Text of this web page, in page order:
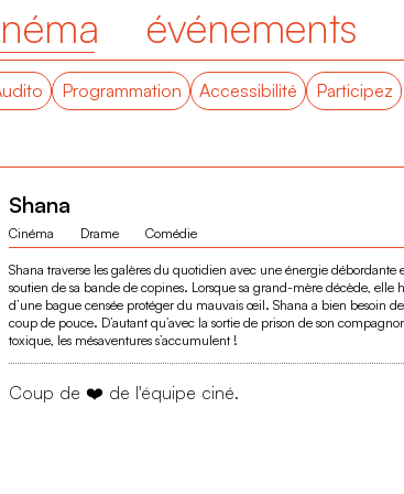
événements
Programmation Accessibilité Participez
Shana
Cinéma Drame Comédie
Shana traverse les galères du quotidien avec une énergie débordante
soutien de sa bande de copines. Lorsque sa grand-mère décède, elle
d’une bague censée protéger du mauvais œil. Shana a bien besoin
coup de pouce. D’autant qu’avec la sortie de prison de son
toxique, les mésaventures s’accumulent !
Coup de ❤️ de l'équipe ciné.